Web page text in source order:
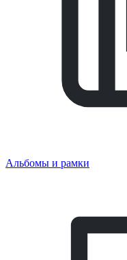
Альбомы и рамки